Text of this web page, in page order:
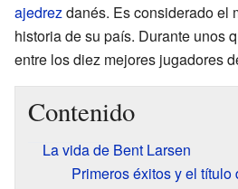
ajedrezdanés. Es considerado el
historia de su país. Durante unos
entre los diez mejores jugadores
Contenido
La vida de Bent Larsen
Primeros éxitos y el título